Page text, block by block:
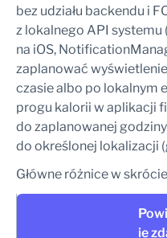
bez udziału backendu i
z lokalnego API
na iOS,
zaplanować
czasie albo po lokalnym
progu kalorii w aplikacji
do zaplanowanej
do określonej lokalizacji
Główne różnice w
ie